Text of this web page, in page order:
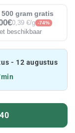
500 gram gratis
0,39 €/g -74%
beschikbaar
- 12 augustus